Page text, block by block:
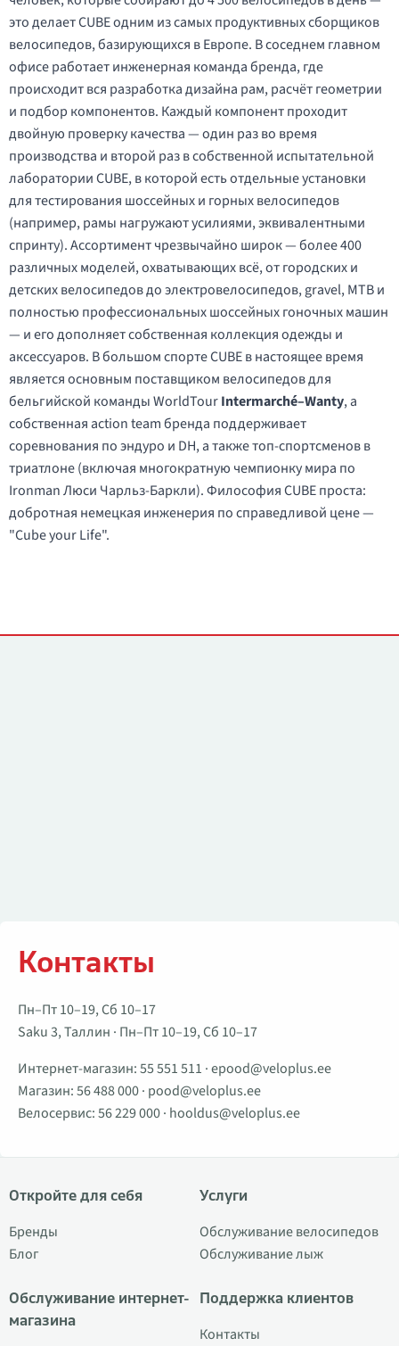
это делает CUBE одним из самых продуктивных сборщиков
велосипедов, базирующихся в Европе. В соседнем главном
офисе работает инженерная команда бренда, где
происходит вся разработка дизайна рам, расчёт геометрии
и подбор компонентов. Каждый компонент проходит
двойную проверку качества — один раз во время
производства и второй раз в собственной испытательной
лаборатории CUBE, в которой есть отдельные установки
для тестирования шоссейных и горных велосипедов
(например, рамы нагружают усилиями, эквивалентными
спринту). Ассортимент чрезвычайно широк — более 400
различных моделей, охватывающих всё, от городских и
детских велосипедов до электровелосипедов, gravel, MTB и
полностью профессиональных шоссейных гоночных машин
— и его дополняет собственная коллекция одежды и
аксессуаров. В большом спорте CUBE в настоящее время
является основным поставщиком велосипедов для
бельгийской команды WorldTourIntermarché–Wanty, а
собственная action team бренда поддерживает
соревнования по эндуро и DH, а также топ-спортсменов в
триатлоне (включая многократную чемпионку мира по
Ironman Люси Чарльз-Баркли). Философия CUBE проста:
добротная немецкая инженерия по справедливой цене —
"Cube your Life".
Контакты
Пн–Пт 10–19, Сб 10–17
Saku 3, Таллин · Пн–Пт 10–19, Сб 10–17
Интернет-магазин:55 551 511 ·epood@veloplus.ee
Магазин:56 488 000· pood@veloplus.ee
Велосервис:56 229 000· hooldus@veloplus.ee
Откройте для себя
Бренды
Блог
Обслуживание интернет-
магазина
Услуги
Обслуживание велосипедов
Обслуживание лыж
Поддержка клиентов
Контакты